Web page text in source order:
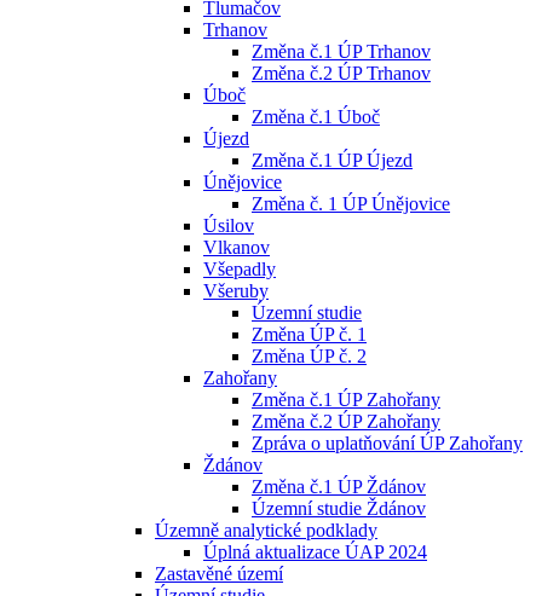
Tlumačov
Trhanov
Změna č.1 ÚP Trhanov
Změna č.2 ÚP Trhanov
Úboč
Změna č.1 Úboč
Újezd
Změna č.1 ÚP Újezd
Únějovice
Změna č. 1 ÚP Únějovice
Úsilov
Vlkanov
Všepadly
Všeruby
Územní studie
Změna ÚP č. 1
Změna ÚP č. 2
Zahořany
Změna č.1 ÚP Zahořany
Změna č.2 ÚP Zahořany
Zpráva o uplatňování ÚP Zahořany
Ždánov
Změna č.1 ÚP Ždánov
Územní studie Ždánov
Územně analytické podklady
Úplná aktualizace ÚAP 2024
Zastavěné území